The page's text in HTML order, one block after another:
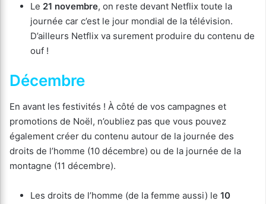
Le 21 novembre, on reste devant Netflix toute la
journée car c’est le jour mondial de la télévision.
D’ailleurs Netflix va surement produire du contenu de
ouf !
Décembre
En avant les festivités ! À côté de vos campagnes et
promotions de Noël, n’oubliez pas que vous pouvez
également créer du contenu autour de la journée des
droits de l’homme (10 décembre) ou de la journée de la
montagne (11 décembre).
Les droits de l’homme (de la femme aussi) le 10